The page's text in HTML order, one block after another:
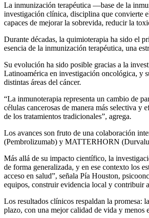
La inmunización terapéutica —base de la
investigación clínica, disciplina que convierte
capaces de mejorar la sobrevida, reducir la
Durante décadas, la quimioterapia ha sido el
esencia de la inmunización terapéutica, una
Su evolución ha sido posible gracias a la
Latinoamérica en investigación oncológica, y
distintas áreas del cáncer.
“La inmunoterapia representa un cambio de
células cancerosas de manera más selectiva
de los tratamientos tradicionales”, agrega.
Los avances son fruto de una colaboración
(Pembrolizumab) y MATTERHORN
Más allá de su impacto científico, la
de forma generalizada, y en ese contexto los
acceso en salud”, señala Pía Houston,
equipos, construir evidencia local y contribuir
Los resultados clínicos respaldan la promesa:
plazo, con una mejor calidad de vida y menos